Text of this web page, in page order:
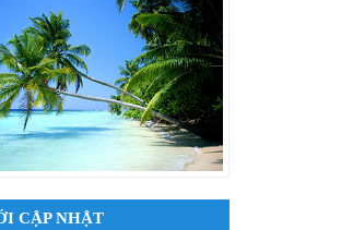
CẬP NHẬT